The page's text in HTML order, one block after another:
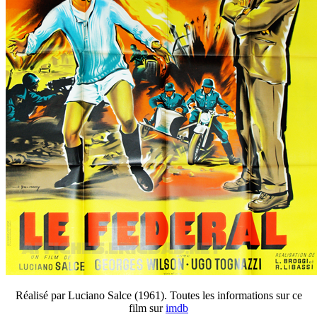
Réalisé par Luciano Salce (1961). Toutes les informations sur ce
film surimdb